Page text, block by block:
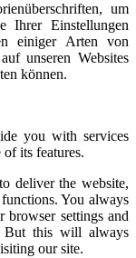
um
Ihrer Einstellungen
einiger Arten von
unseren Websites
können.
you with services
its features.
deliver the website,
You always
browser settings and
But this will always
our site.